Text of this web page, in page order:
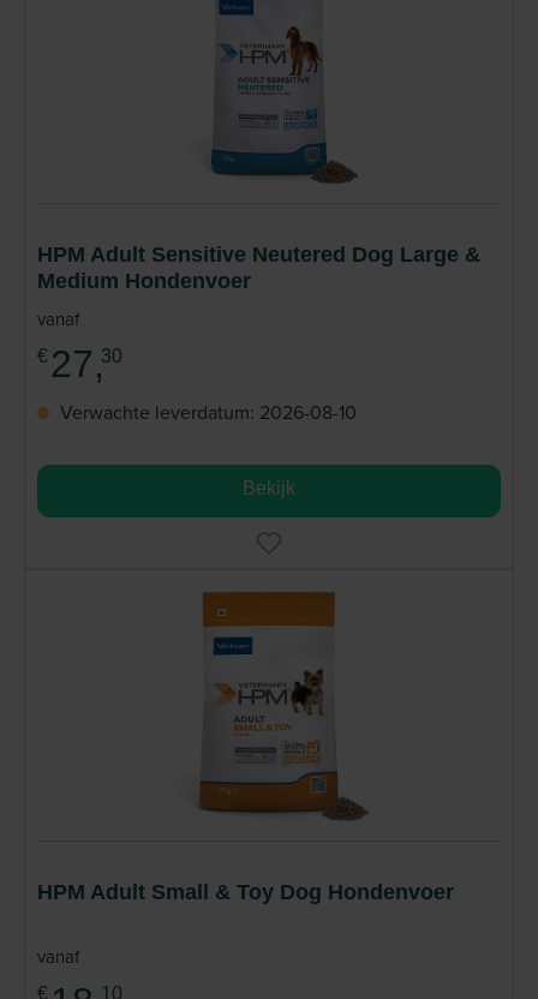
HPM Adult Sensitive Neutered Dog Large &
Medium Hondenvoer
vanaf
€ 27,30
Verwachte leverdatum: 2026-08-10
Bekijk
HPM Adult Small & Toy Dog Hondenvoer
vanaf
€ 10